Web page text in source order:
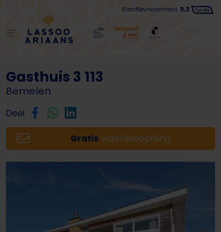
Klanttevredenheid 9,3
Terug naar lijst
Gasthuis 3 113
Bemelen
Deel
Gratis waardebepaling